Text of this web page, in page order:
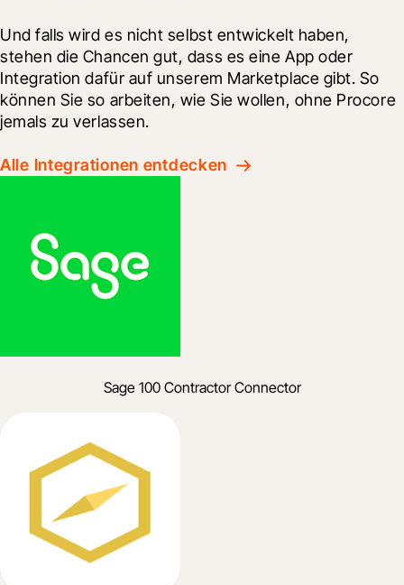
Und falls wird es nicht selbst entwickelt haben,
stehen die Chancen gut, dass es eine App oder
Integration dafür auf unserem Marketplace gibt. So
können Sie so arbeiten, wie Sie wollen, ohne Procore
jemals zu verlassen.​
Alle Integrationen entdecken
Sage 100 Contractor Connector